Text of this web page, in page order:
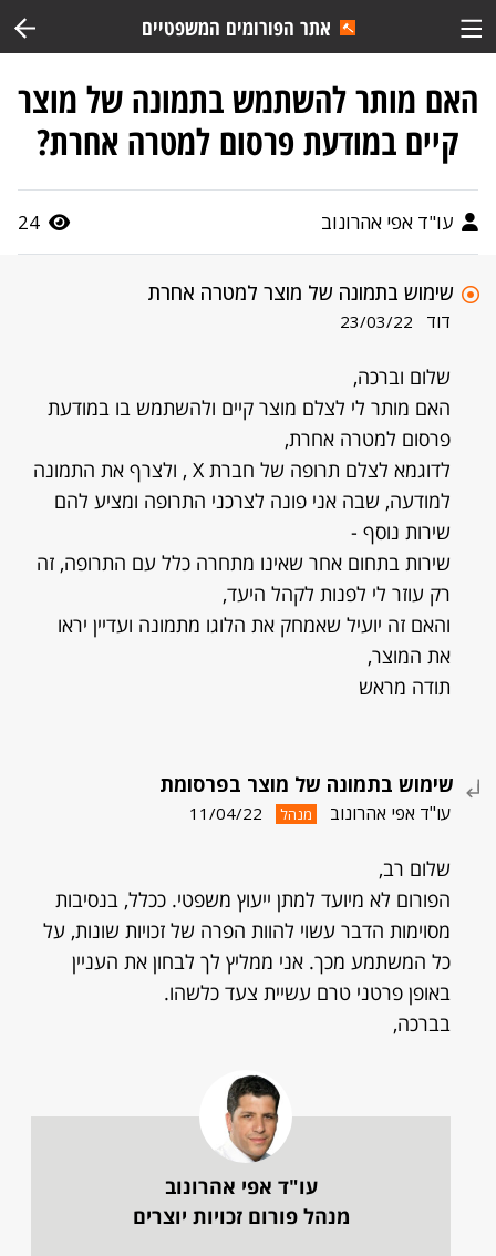
אתר הפורומים המשפטיים
האם מותר להשתמש בתמונה של מוצר
קיים במודעת פרסום למטרה אחרת?
עו"ד אפי אהרונוב 24
שימוש בתמונה של מוצר למטרה אחרת
דוד 23/03/22
שלום וברכה,
האם מותר לי לצלם מוצר קיים ולהשתמש בו במודעת
פרסום למטרה אחרת,
לדוגמא לצלם תרופה של חברת X , ולצרף את התמונה
למודעה, שבה אני פונה לצרכני התרופה ומציע להם
שירות נוסף -
שירות בתחום אחר שאינו מתחרה כלל עם התרופה, זה
רק עוזר לי לפנות לקהל היעד,
והאם זה יועיל שאמחק את הלוגו מתמונה ועדיין יראו
את המוצר,
תודה מראש
שימוש בתמונה של מוצר בפרסומת
עו"ד אפי אהרונוב מנהל 11/04/22
שלום רב,
הפורום לא מיועד למתן ייעוץ משפטי. ככלל, בנסיבות
מסוימות הדבר עשוי להוות הפרה של זכויות שונות, על
כל המשתמע מכך. אני ממליץ לך לבחון את העניין
באופן פרטני טרם עשיית צעד כלשהו.
בברכה,
עו"ד אפי אהרונוב
מנהל פורום זכויות יוצרים